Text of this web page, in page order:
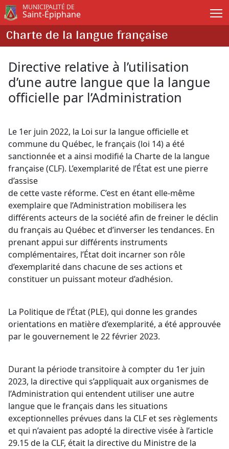
Passer au contenu principal
MUNICIPALITÉ DE
Saint-Épiphane
Charte de la langue française
Directive relative à l’utilisation
d’une autre langue que la langue
officielle par l’Administration
Le 1er juin 2022, la Loi sur la langue officielle et
commune du Québec, le français (loi 14) a été
sanctionnée et a ainsi modifié la Charte de la langue
française (CLF). L’exemplarité de l’État est une pierre
d’assise
de cette vaste réforme. C’est en étant elle-même
exemplaire que l’Administration mobilisera les
différents acteurs de la société afin de freiner le déclin
du français au Québec et d’inverser les tendances. En
prenant appui sur différents instruments
complémentaires, l’État doit incarner son rôle
d’exemplarité dans chacune de ses actions et
constituer un puissant moteur d’adhésion.
La Politique de l’État (PLE), qui donne les grandes
orientations en matière d’exemplarité, a été approuvée
par le gouvernement le 22 février 2023.
Durant la période transitoire à compter du 1er juin
2023, la directive qui s’appliquait aux organismes de
l’Administration qui entendent utiliser une autre
langue que le français dans les situations
exceptionnelles prévues dans la CLF et ses règlements
et qui n’avaient pas adopté la directive visée à l’article
29.15 de la CLF, était la directive du Ministre de la